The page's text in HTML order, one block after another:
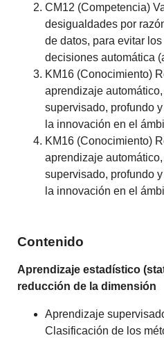
CM12 (Competencia)
desigualdades por
de datos, para evitar
decisiones automática
KM16 (Conocimiento)
aprendizaje
supervisado, profundo
la innovación en el
KM16 (Conocimiento)
aprendizaje
supervisado, profundo
la innovación en el
Contenido
Aprendizaje estadístico
reducción de la dimensión
Aprendizaje
Clasificación de los